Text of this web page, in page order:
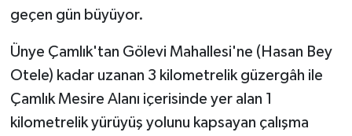
geçen gün büyüyor.
Ünye Çamlık'tan Gölevi Mahallesi'ne (Hasan Bey
Otele) kadar uzanan 3 kilometrelik güzergâh ile
Çamlık Mesire Alanı içerisinde yer alan 1
kilometrelik yürüyüş yolunu kapsayan çalışma